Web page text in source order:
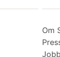
Om